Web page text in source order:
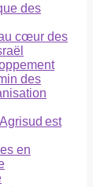
des
cœur des
des
est
en